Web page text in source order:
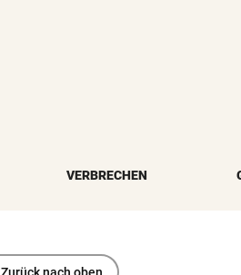
VERBRECHEN